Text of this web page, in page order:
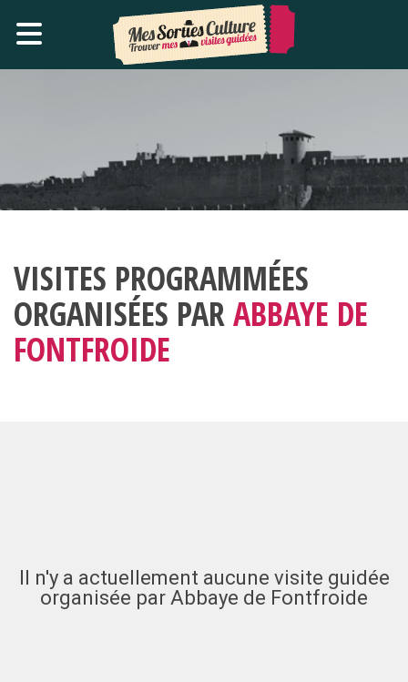
VISITES PROGRAMMÉES
ORGANISÉES PARABBAYE DE
FONTFROIDE
Il n'y a actuellement aucune visite guidée
organisée par Abbaye de Fontfroide